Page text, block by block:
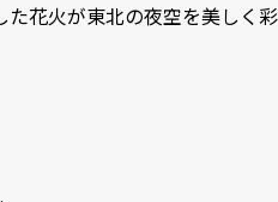
花火が東北の夜空を美しく彩